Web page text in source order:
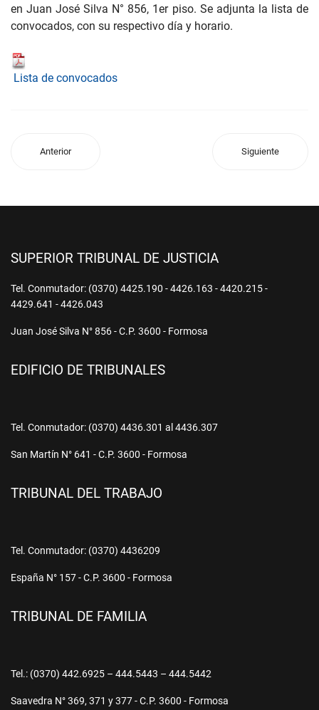
en Juan José Silva N° 856, 1er piso. Se adjunta la lista de
convocados, con su respectivo día y horario.
Lista de convocados
Anterior Siguiente
SUPERIOR TRIBUNAL DE JUSTICIA
Tel. Conmutador: (0370) 4425.190 - 4426.163 - 4420.215 -
4429.641 - 4426.043
Juan José Silva N° 856 - C.P. 3600 - Formosa
EDIFICIO DE TRIBUNALES
Tel. Conmutador: (0370) 4436.301 al 4436.307
San Martín N° 641 - C.P. 3600 - Formosa
TRIBUNAL DEL TRABAJO
Tel. Conmutador: (0370) 4436209
España N° 157 - C.P. 3600 - Formosa
TRIBUNAL DE FAMILIA
Tel.: (0370) 442.6925 – 444.5443 – 444.5442
Saavedra N° 369, 371 y 377 - C.P. 3600 - Formosa